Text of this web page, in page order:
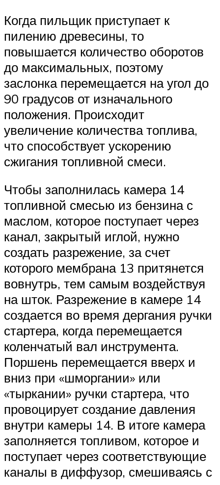
Когда пильщик приступает к
пилению древесины, то
повышается количество оборотов
до максимальных, поэтому
заслонка перемещается на угол до
90 градусов от изначального
положения. Происходит
увеличение количества топлива,
что способствует ускорению
сжигания топливной смеси.
Чтобы заполнилась камера 14
топливной смесью из бензина с
маслом, которое поступает через
канал, закрытый иглой, нужно
создать разрежение, за счет
которого мембрана 13 притянется
вовнутрь, тем самым воздействуя
на шток. Разрежение в камере 14
создается во время дергания ручки
стартера, когда перемещается
коленчатый вал инструмента.
Поршень перемещается вверх и
вниз при «шморгании» или
«тыркании» ручки стартера, что
провоцирует создание давления
внутри камеры 14. В итоге камера
заполняется топливом, которое и
поступает через соответствующие
каналы в диффузор, смешиваясь с